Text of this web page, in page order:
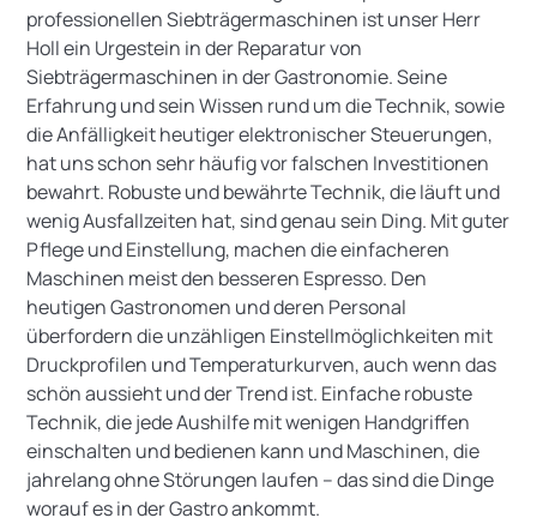
professionellen Siebträgermaschinen ist unser Herr
Holl ein Urgestein in der Reparatur von
Siebträgermaschinen in der Gastronomie. Seine
Erfahrung und sein Wissen rund um die Technik, sowie
die Anfälligkeit heutiger elektronischer Steuerungen,
hat uns schon sehr häufig vor falschen Investitionen
bewahrt. Robuste und bewährte Technik, die läuft und
wenig Ausfallzeiten hat, sind genau sein Ding. Mit guter
Pflege und Einstellung, machen die einfacheren
Maschinen meist den besseren Espresso. Den
heutigen Gastronomen und deren Personal
überfordern die unzähligen Einstellmöglichkeiten mit
Druckprofilen und Temperaturkurven, auch wenn das
schön aussieht und der Trend ist. Einfache robuste
Technik, die jede Aushilfe mit wenigen Handgriffen
einschalten und bedienen kann und Maschinen, die
jahrelang ohne Störungen laufen – das sind die Dinge
worauf es in der Gastro ankommt.